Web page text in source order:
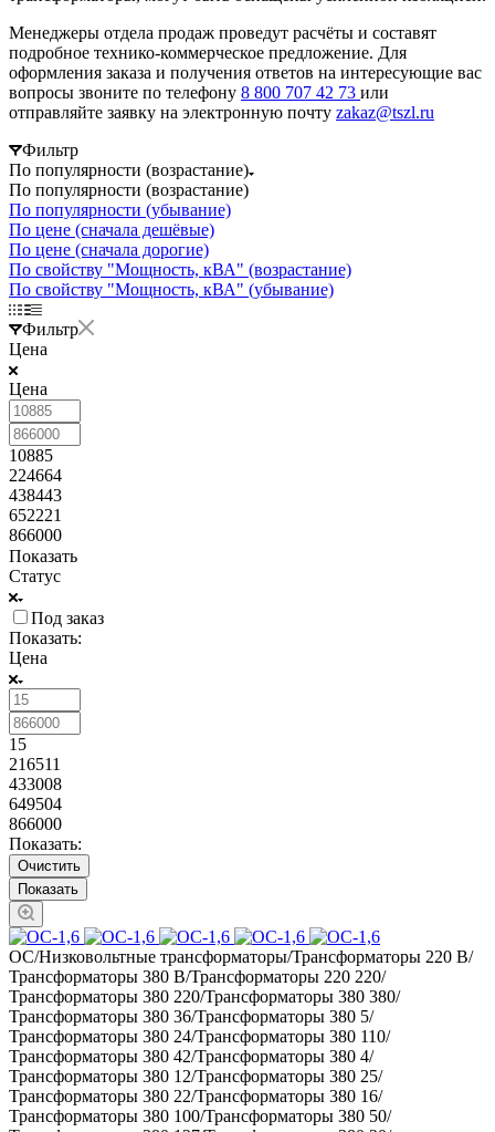
Менеджеры отдела продаж проведут расчёты и составят
подробное технико-коммерческое предложение. Для
оформления заказа и получения ответов на интересующие вас
вопросы звоните по телефону 8 800 707 42 73 или
отправляйте заявку на электронную почту zakaz@tszl.ru
Фильтр
По популярности (возрастание)
По популярности (возрастание)
По популярности (убывание)
По цене (сначала дешёвые)
По цене (сначала дорогие)
По свойству "Мощность, кВА" (возрастание)
По свойству "Мощность, кВА" (убывание)
Фильтр
Цена
Цена
10885
224664
438443
652221
866000
Показать
Статус
Под заказ
Показать:
Цена
15
216511
433008
649504
866000
Показать:
Очистить
ОС/Низковольтные трансформаторы/Трансформаторы 220 В/
Трансформаторы 380 В/Трансформаторы 220 220/
Трансформаторы 380 220/Трансформаторы 380 380/
Трансформаторы 380 36/Трансформаторы 380 5/
Трансформаторы 380 24/Трансформаторы 380 110/
Трансформаторы 380 42/Трансформаторы 380 4/
Трансформаторы 380 12/Трансформаторы 380 25/
Трансформаторы 380 22/Трансформаторы 380 16/
Трансформаторы 380 100/Трансформаторы 380 50/